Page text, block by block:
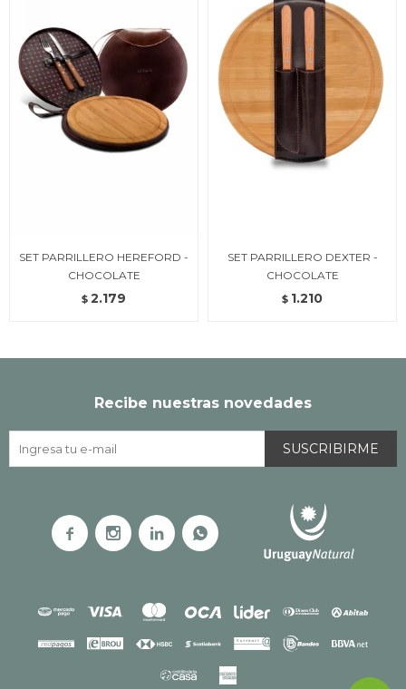
SET PARRILLERO HEREFORD -
CHOCOLATE
$ 2.179
SET PARRILLERO DEXTER -
CHOCOLATE
$ 1.210
Recibe nuestras novedades
SUSCRIBIRME
   